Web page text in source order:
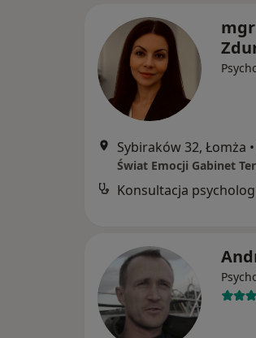
Sybiraków 32, Łomża •
Konsultacja